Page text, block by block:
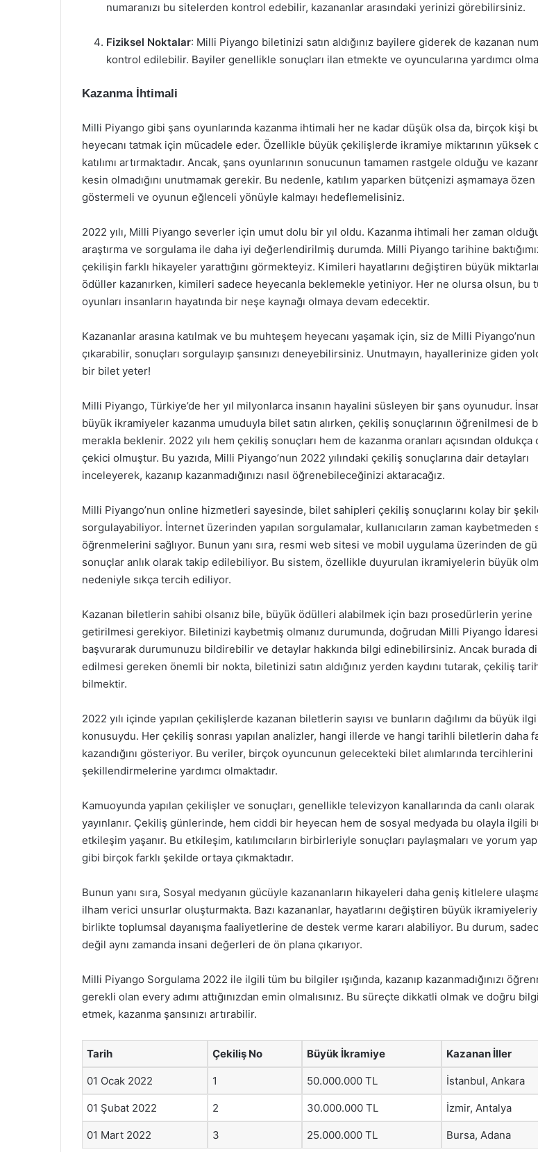
numaranızı bu sitelerden kontrol edebilir, kazananlar arasındaki yerinizi görebilirsiniz.
Fiziksel Noktalar: Milli Piyango biletinizi satın aldığınız bayilere giderek de kazanan
kontrol edilebilir. Bayiler genellikle sonuçları ilan etmekte ve oyuncularına yardımcı
Kazanma İhtimali
Milli Piyango gibi şans oyunlarında kazanma ihtimali her ne kadar düşük olsa da, birçok kişi
heyecanı tatmak için mücadele eder. Özellikle büyük çekilişlerde ikramiye miktarının yüksek
katılımı artırmaktadır. Ancak, şans oyunlarının sonucunun tamamen rastgele olduğu ve
kesin olmadığını unutmamak gerekir. Bu nedenle, katılım yaparken bütçenizi aşmamaya özen
göstermeli ve oyunun eğlenceli yönüyle kalmayı hedeflemelisiniz.
2022 yılı, Milli Piyango severler için umut dolu bir yıl oldu. Kazanma ihtimali her zaman
araştırma ve sorgulama ile daha iyi değerlendirilmiş durumda. Milli Piyango tarihine
çekilişin farklı hikayeler yarattığını görmekteyiz. Kimileri hayatlarını değiştiren büyük
ödüller kazanırken, kimileri sadece heyecanla beklemekle yetiniyor. Her ne olursa olsun, bu
oyunları insanların hayatında bir neşe kaynağı olmaya devam edecektir.
Kazananlar arasına katılmak ve bu muhteşem heyecanı yaşamak için, siz de Milli
çıkarabilir, sonuçları sorgulayıp şansınızı deneyebilirsiniz. Unutmayın, hayallerinize giden
bir bilet yeter!
Milli Piyango, Türkiye’de her yıl milyonlarca insanın hayalini süsleyen bir şans oyunudur.
büyük ikramiyeler kazanma umuduyla bilet satın alırken, çekiliş sonuçlarının öğrenilmesi de
merakla beklenir. 2022 yılı hem çekiliş sonuçları hem de kazanma oranları açısından oldukça
çekici olmuştur. Bu yazıda, Milli Piyango’nun 2022 yılındaki çekiliş sonuçlarına dair detayları
inceleyerek, kazanıp kazanmadığınızı nasıl öğrenebileceğinizi aktaracağız.
Milli Piyango’nun online hizmetleri sayesinde, bilet sahipleri çekiliş sonuçlarını kolay bir
sorgulayabiliyor. İnternet üzerinden yapılan sorgulamalar, kullanıcıların zaman kaybetmeden
öğrenmelerini sağlıyor. Bunun yanı sıra, resmi web sitesi ve mobil uygulama üzerinden de
sonuçlar anlık olarak takip edilebiliyor. Bu sistem, özellikle duyurulan ikramiyelerin büyük
nedeniyle sıkça tercih ediliyor.
Kazanan biletlerin sahibi olsanız bile, büyük ödülleri alabilmek için bazı prosedürlerin yerine
getirilmesi gerekiyor. Biletinizi kaybetmiş olmanız durumunda, doğrudan Milli Piyango
başvurarak durumunuzu bildirebilir ve detaylar hakkında bilgi edinebilirsiniz. Ancak burada
edilmesi gereken önemli bir nokta, biletinizi satın aldığınız yerden kaydını tutarak, çekiliş
bilmektir.
2022 yılı içinde yapılan çekilişlerde kazanan biletlerin sayısı ve bunların dağılımı da büyük ilgi
konusuydu. Her çekiliş sonrası yapılan analizler, hangi illerde ve hangi tarihli biletlerin daha
kazandığını gösteriyor. Bu veriler, birçok oyuncunun gelecekteki bilet alımlarında tercihlerini
şekillendirmelerine yardımcı olmaktadır.
Kamuoyunda yapılan çekilişler ve sonuçları, genellikle televizyon kanallarında da canlı olarak
yayınlanır. Çekiliş günlerinde, hem ciddi bir heyecan hem de sosyal medyada bu olayla ilgili
etkileşim yaşanır. Bu etkileşim, katılımcıların birbirleriyle sonuçları paylaşmaları ve yorum
gibi birçok farklı şekilde ortaya çıkmaktadır.
Bunun yanı sıra, Sosyal medyanın gücüyle kazananların hikayeleri daha geniş kitlelere
ilham verici unsurlar oluşturmakta. Bazı kazananlar, hayatlarını değiştiren büyük
birlikte toplumsal dayanışma faaliyetlerine de destek verme kararı alabiliyor. Bu durum,
değil aynı zamanda insani değerleri de ön plana çıkarıyor.
Milli Piyango Sorgulama 2022 ile ilgili tüm bu bilgiler ışığında, kazanıp kazanmadığınızı
gerekli olan every adımı attığınızdan emin olmalısınız. Bu süreçte dikkatli olmak ve doğru
etmek, kazanma şansınızı artırabilir.
Tarih Çekiliş No Büyük İkramiye Kazanan İller
01 Ocak 2022 1 50.000.000 TL İstanbul, Ankara
01 Şubat 2022 2 30.000.000 TL İzmir, Antalya
01 Mart 2022 3 25.000.000 TL Bursa, Adana